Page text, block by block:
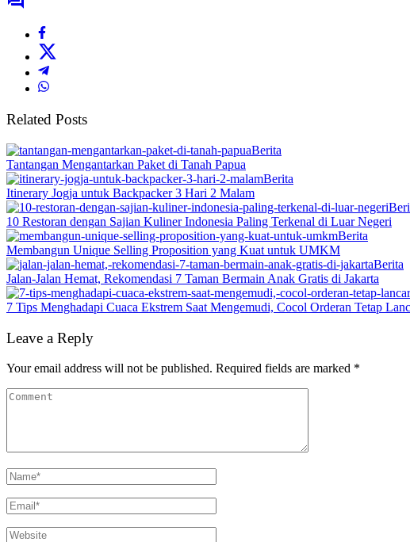
Related Posts
Berita
Tantangan Mengantarkan Paket di Tanah Papua
Berita
Itinerary Jogja untuk Backpacker 3 Hari 2 Malam
10 Restoran dengan Sajian Kuliner Indonesia Paling Terkenal di Luar Negeri
Berita
Membangun Unique Selling Proposition yang Kuat untuk UMKM
Berita
Jalan-Jalan Hemat, Rekomendasi 7 Taman Bermain Anak Gratis di Jakarta
7 Tips Menghadapi Cuaca Ekstrem Saat Mengemudi, Cocol Orderan Tetap
Leave a Reply
Your email address will not be published. Required fields are marked *